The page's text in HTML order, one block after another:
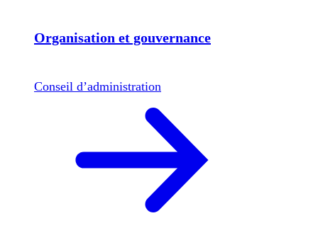
Organisation et gouvernance
Conseil d’administration